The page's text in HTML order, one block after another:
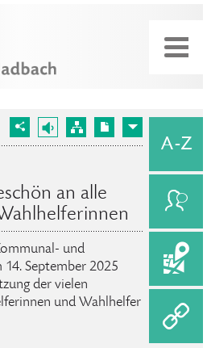
an alle
und
September 2025
der vielen
und Wahlhelfer